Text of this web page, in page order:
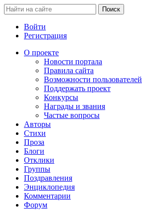
Войти
Регистрация
О проекте
Новости портала
Правила сайта
Возможности пользователей
Поддержать проект
Конкурсы
Награды и звания
Частые вопросы
Авторы
Стихи
Проза
Блоги
Отклики
Группы
Поздравления
Энциклопедия
Комментарии
Форум